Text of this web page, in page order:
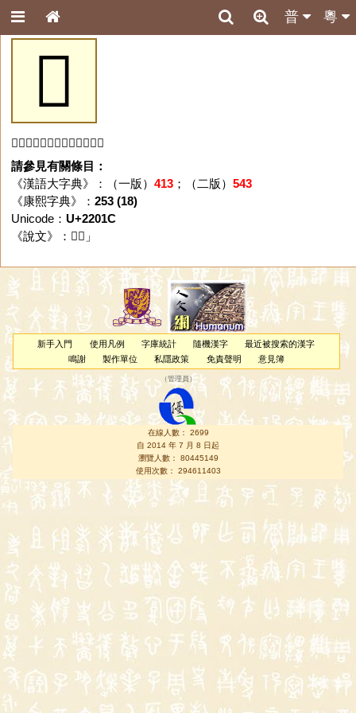
粵
普
𢀜
「𢀜」字未收錄於本資料庫。
請參見有關條目：
《漢語大字典》：（一版） 413；（二版） 543
《康熙字典》： 253 (18)
Unicode： U+2201C
《說文》：「 𢀜 」
新手入門 使用凡例 字庫統計 隨機漢字
最近被搜索的漢字
鳴謝
製作單位 私隱政策 免責聲明 意見簿
（管理員 ）
在線人數： 2699
自 2014 年 7 月 8 日起
瀏覽人數： 80445149
使用次數： 294611403